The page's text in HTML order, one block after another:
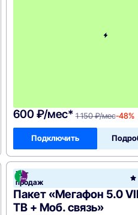
600 ₽/мес* 1 150 ₽/мес-48%
Подключить
Хит
продаж
Пакет «Мегафон 5.0
ТВ + Моб. связь»